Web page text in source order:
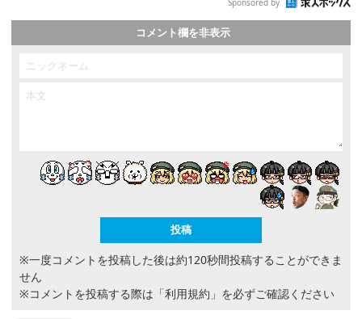
Sponsored by
コメント欄を非表示
※一度コメントを投稿した後は約120秒間投稿することができま
せん
※コメントを投稿する際は 「利用規約」 を必ずご確認ください